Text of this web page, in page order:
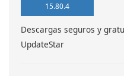
15.80.4
Descargas seguros y
UpdateStar